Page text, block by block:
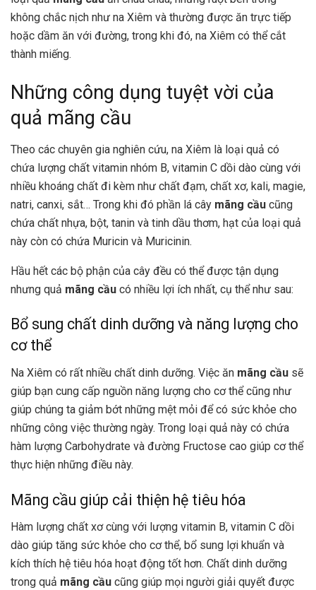
không chắc nịch như na Xiêm và thường được ăn trực tiếp
hoặc dầm ăn với đường, trong khi đó, na Xiêm có thể cắt
thành miếng.
Những công dụng tuyệt vời của
quả mãng cầu
Theo các chuyên gia nghiên cứu, na Xiêm là loại quả có
chứa lượng chất vitamin nhóm B, vitamin C dồi dào cùng với
nhiều khoáng chất đi kèm như chất đạm, chất xơ, kali, magie,
natri, canxi, sắt… Trong khi đó phần lá cây mãng cầu cũng
chứa chất nhựa, bột, tanin và tinh dầu thơm, hạt của loại quả
này còn có chứa Muricin và Muricinin.
Hầu hết các bộ phận của cây đều có thể được tận dụng
nhưng quả mãng cầu có nhiều lợi ích nhất, cụ thể như sau:
Bổ sung chất dinh dưỡng và năng lượng cho
cơ thể
Na Xiêm có rất nhiều chất dinh dưỡng. Việc ăn mãng cầu sẽ
giúp bạn cung cấp nguồn năng lượng cho cơ thể cũng như
giúp chúng ta giảm bớt những mệt mỏi để có sức khỏe cho
những công việc thường ngày. Trong loại quả này có chứa
hàm lượng Carbohydrate và đường Fructose cao giúp cơ thể
thực hiện những điều này.
Mãng cầu giúp cải thiện hệ tiêu hóa
Hàm lượng chất xơ cùng với lượng vitamin B, vitamin C dồi
dào giúp tăng sức khỏe cho cơ thể, bổ sung lợi khuẩn và
kích thích hệ tiêu hóa hoạt động tốt hơn. Chất dinh dưỡng
trong quả mãng cầu cũng giúp mọi người giải quyết được